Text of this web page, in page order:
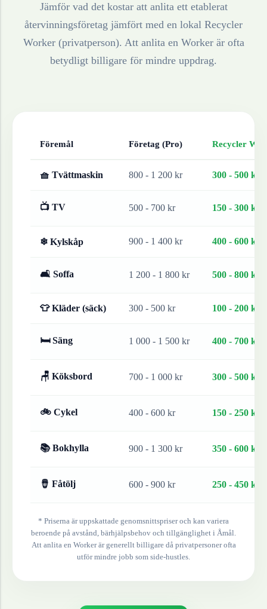
Jämför vad det kostar att anlita ett etablerat
återvinningsföretag jämfört med en lokal Recycler
Worker (privatperson). Att anlita en Worker är ofta
betydligt billigare för mindre uppdrag.
Föremål Företag (Pro) Recycler
🧺 Tvättmaskin 800 - 1 200 kr 300 - 500 kr
📺 TV 500 - 700 kr 150 - 300 kr
❄ Kylskåp 900 - 1 400 kr 400 - 600 kr
🛋 Soffa 1 200 - 1 800 kr 500 - 800 kr
👕 Kläder (säck) 300 - 500 kr 100 - 200 kr
🛏 Säng 1 000 - 1 500 kr 400 - 700 kr
🪑 Köksbord 700 - 1 000 kr 300 - 500 kr
🚲 Cykel 400 - 600 kr 150 - 250 kr
📚 Bokhylla 900 - 1 300 kr 350 - 600 kr
🪘 Fåtölj 600 - 900 kr 250 - 450 kr
* Priserna är uppskattade genomsnittspriser och kan variera
beroende på avstånd, bärhjälpsbehov och tillgänglighet i Åmål.
Att anlita en Worker är generellt billigare då privatpersoner ofta
utför mindre jobb som side-hustles.